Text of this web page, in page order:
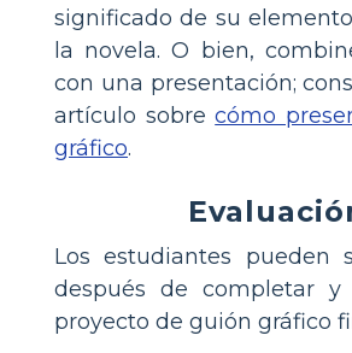
significado de su
la novela. O bien,
con una presentación;
artículo sobrecómo
gráfico.
Los estudiantes pueden
después de completar y
proyecto de guión gráfico